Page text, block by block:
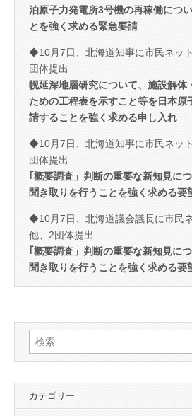
泊原子力発電所3号機の再稼働につ
とを強く求める緊急要請
◆10月7日、北海道知事に市民ネッ
団体提出
幌延深地層研究について、施設解体
ための工程表を示すこと等を日本原
請することを強く求める申し入れ
◆10月7日、北海道知事に市民ネッ
団体提出
｢概要調査」判断の重要な新知見に
聞き取りを行うことを強く求める要
◆10月7日、北海道議会議長に市民
他、2団体提出
｢概要調査」判断の重要な新知見に
聞き取りを行うことを強く求める要
検
索:
カテゴリー